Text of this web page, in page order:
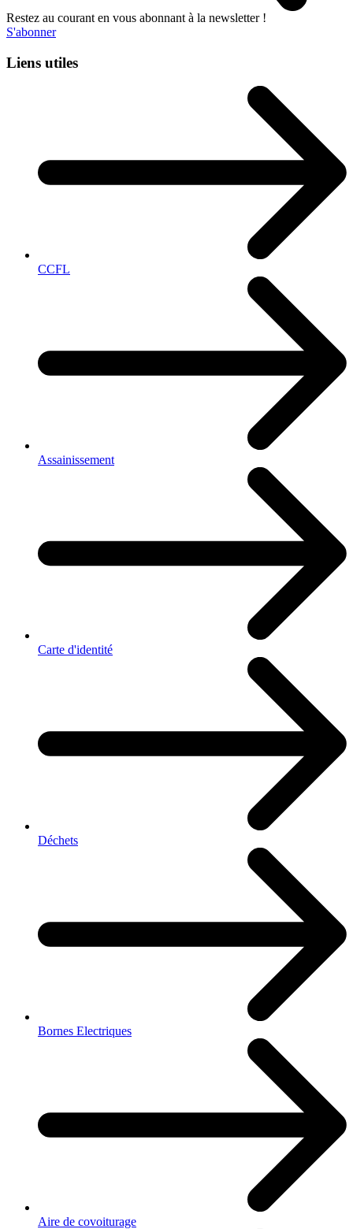
Restez au courant en vous abonnant à la newsletter !
S'abonner
Liens utiles
CCFL
Assainissement
Carte d'identité
Déchets
Bornes Electriques
Aire de covoiturage